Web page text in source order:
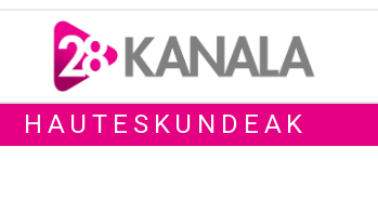
HAUTESKUNDEAK